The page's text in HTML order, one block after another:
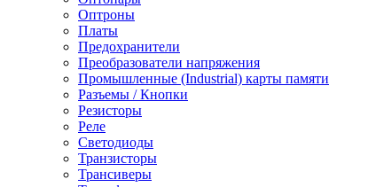
Оптроны
Платы
Предохранители
Преобразователи напряжения
Промышленные (Industrial) карты памяти
Разъемы / Кнопки
Резисторы
Реле
Светодиоды
Транзисторы
Трансиверы